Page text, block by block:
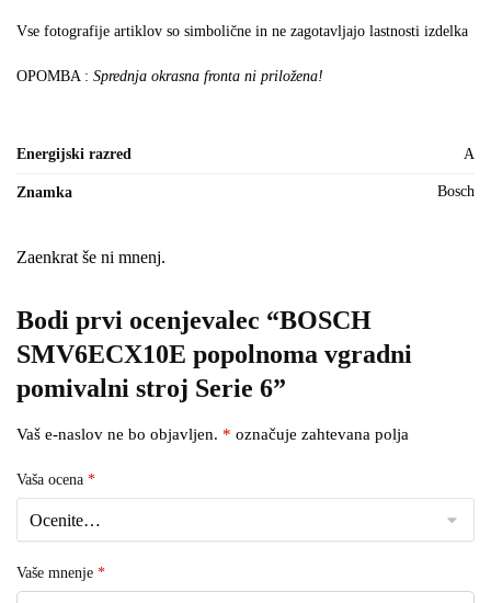
Vse fotografije artiklov so simbolične in ne zagotavljajo lastnosti izdelka
OPOMBA : Sprednja okrasna fronta ni priložena!
Energijski razred A
Znamka Bosch
Zaenkrat še ni mnenj.
Bodi prvi ocenjevalec “BOSCH
SMV6ECX10E popolnoma vgradni
pomivalni stroj Serie 6”
Vaš e-naslov ne bo objavljen. * označuje zahtevana polja
Vaša ocena *
Vaše mnenje *